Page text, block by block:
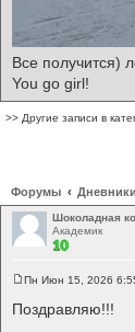
Все получится)
You go girl!
>> Другие записи в
Форумы Дневники
Шоколадная
Академик
о
Пн Июн 15, 2026
Поздравляю!!!